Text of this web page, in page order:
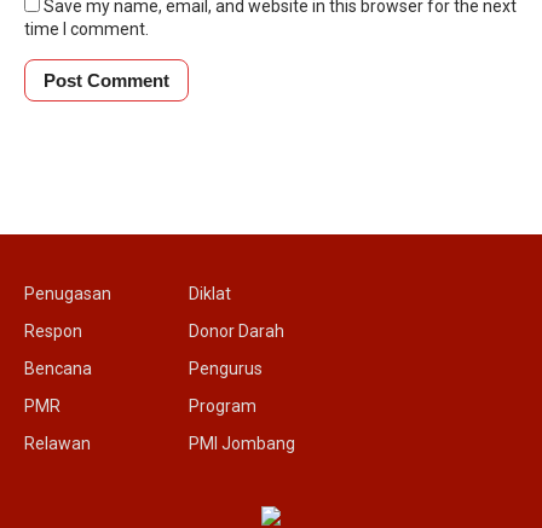
Save my name, email, and website in this browser for the next
time I comment.
Penugasan
Respon
Bencana
PMR
Relawan
Diklat
Donor Darah
Pengurus
Program
PMI Jombang